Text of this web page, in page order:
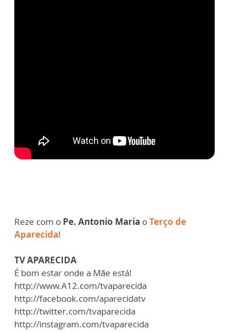
Reze com o Pe. Antonio Maria oTerço de
Aparecida!
TV APARECIDA
É bom estar onde a Mãe está!
http://www.A12.com/tvaparecida
http://facebook.com/aparecidatv
http://twitter.com/tvaparecida
http://instagram.com/tvaparecida